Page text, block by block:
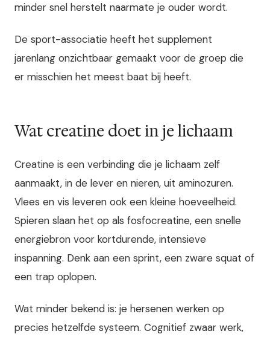
minder snel herstelt naarmate je ouder wordt.
De sport-associatie heeft het supplement
jarenlang onzichtbaar gemaakt voor de groep die
er misschien het meest baat bij heeft.
Wat creatine doet in je lichaam
Creatine is een verbinding die je lichaam zelf
aanmaakt, in de lever en nieren, uit aminozuren.
Vlees en vis leveren ook een kleine hoeveelheid.
Spieren slaan het op als fosfocreatine, een snelle
energiebron voor kortdurende, intensieve
inspanning. Denk aan een sprint, een zware squat of
een trap oplopen.
Wat minder bekend is: je hersenen werken op
precies hetzelfde systeem. Cognitief zwaar werk,